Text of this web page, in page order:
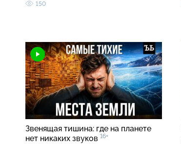
150
Звенящая тишина: где на планете
нет никаких звуков 16+